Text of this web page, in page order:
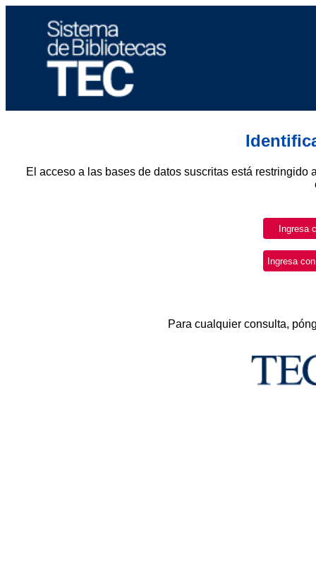
El acceso a las bases de datos suscritas está
Para cualquier consulta,